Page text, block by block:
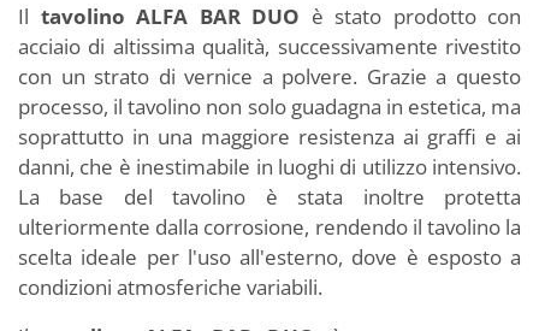
Il tavolino ALFA BAR DUO è stato prodotto con
acciaio di altissima qualità, successivamente rivestito
con un strato di vernice a polvere. Grazie a questo
processo, il tavolino non solo guadagna in estetica, ma
soprattutto in una maggiore resistenza ai graffi e ai
danni, che è inestimabile in luoghi di utilizzo intensivo.
La base del tavolino è stata inoltre protetta
ulteriormente dalla corrosione, rendendo il tavolino la
scelta ideale per l'uso all'esterno, dove è esposto a
condizioni atmosferiche variabili.